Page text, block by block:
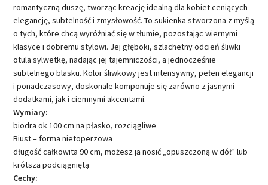
romantyczną duszę, tworząc kreację idealną dla kobiet ceniących
elegancję, subtelność i zmysłowość. To sukienka stworzona z myślą
o tych, które chcą wyróżniać się w tłumie, pozostając wiernymi
klasyce i dobremu stylowi. Jej głęboki, szlachetny odcień śliwki
otula sylwetkę, nadając jej tajemniczości, a jednocześnie
subtelnego blasku. Kolor śliwkowy jest intensywny, pełen elegancji
i ponadczasowy, doskonale komponuje się zarówno z jasnymi
dodatkami, jak i ciemnymi akcentami.
Wymiary:
biodra ok 100 cm na płasko, rozciągliwe
Biust – forma nietoperzowa
długość całkowita 90 cm, możesz ją nosić „opuszczoną w dół” lub
krótszą podciągniętą
Cechy: